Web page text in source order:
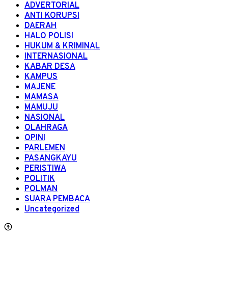
ADVERTORIAL
ANTI KORUPSI
DAERAH
HALO POLISI
HUKUM & KRIMINAL
INTERNASIONAL
KABAR DESA
KAMPUS
MAJENE
MAMASA
MAMUJU
NASIONAL
OLAHRAGA
OPINI
PARLEMEN
PASANGKAYU
PERISTIWA
POLITIK
POLMAN
SUARA PEMBACA
Uncategorized